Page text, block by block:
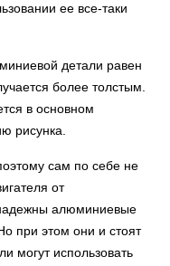
ее все-таки
детали равен
более толстым.
в основном
рисунка.
сам по себе не
от
алюминиевые
при этом они и стоят
могут использовать